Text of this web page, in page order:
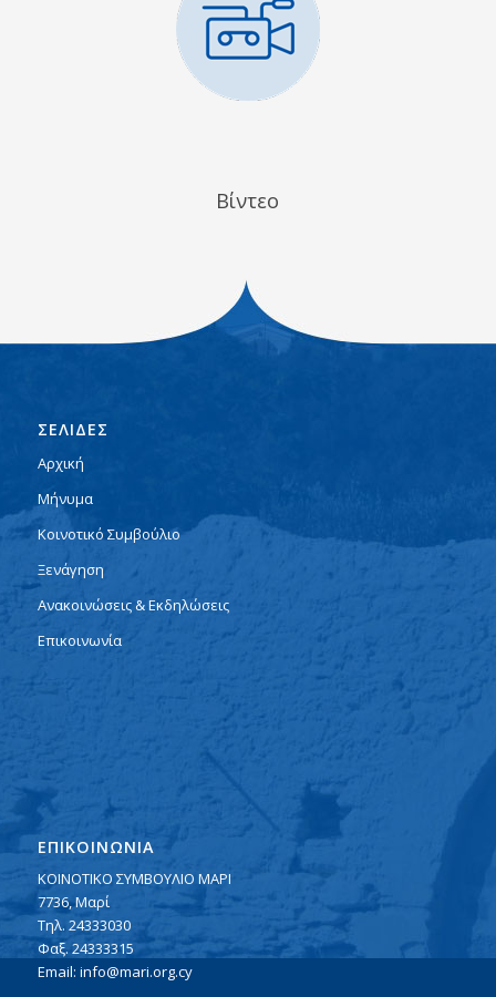
Βίντεο
ΣΕΛΙΔΕΣ
Αρχική
Μήνυμα
Κοινοτικό Συμβούλιο
Ξενάγηση
Ανακοινώσεις & Εκδηλώσεις
Επικοινωνία
ΕΠΙΚΟΙΝΩΝΙΑ
ΚΟΙΝΟΤΙΚΟ ΣΥΜΒΟΥΛΙΟ ΜΑΡΙ
7736, Μαρί
Τηλ. 24333030
Φαξ. 24333315
Email: info@mari.org.cy